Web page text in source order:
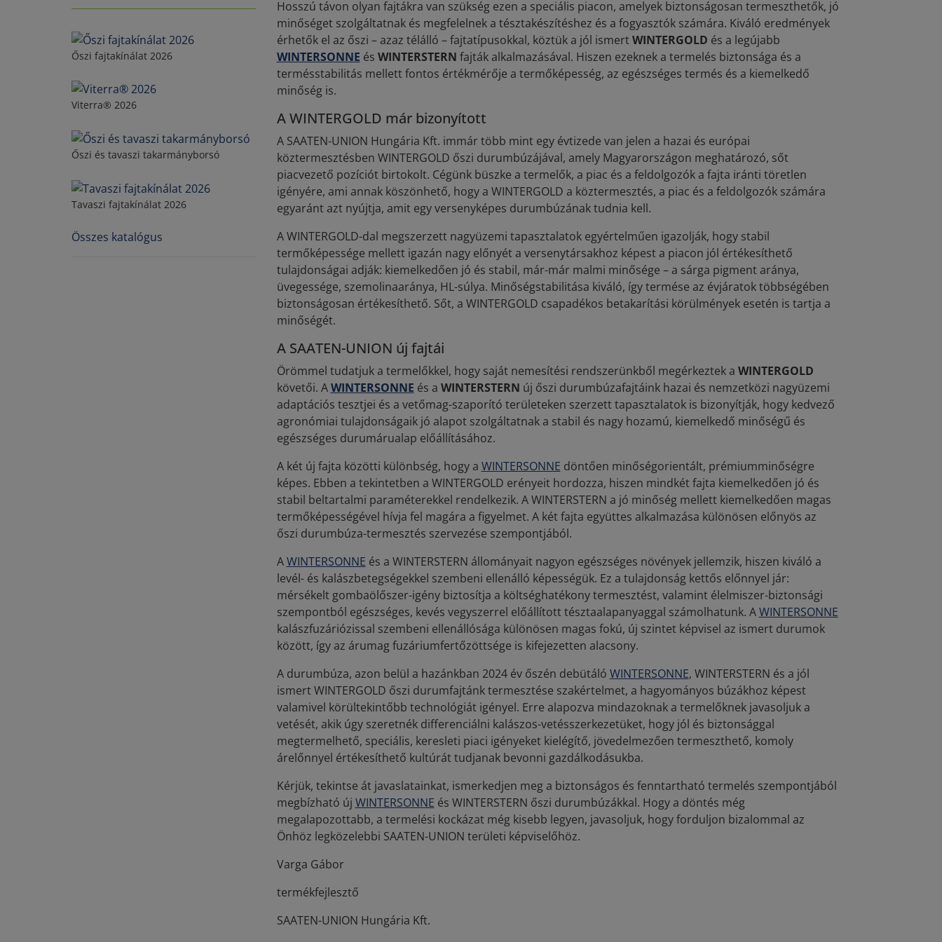
Őszi fajtakínálat 2026
Viterra® 2026
Őszi és tavaszi takarmányborsó
Tavaszi fajtakínálat 2026
Összes katalógus
Hosszú távon olyan fajtákra van szükség ezen a speciális piacon, amelyek biztonságosan termeszthetők, jó
minőséget szolgáltatnak és megfelelnek a tésztakészítéshez és a fogyasztók számára. Kiváló eredmények
érhetők el az őszi – azaz télálló – fajtatípusokkal, köztük a jól ismertWINTERGOLD és a legújabb
WINTERSONNE és WINTERSTERN fajták alkalmazásával. Hiszen ezeknek a termelés biztonsága és a
termésstabilitás mellett fontos értékmérője a termőképesség, az egészséges termés és a kiemelkedő
minőség is.
A WINTERGOLD már bizonyított
A SAATEN-UNION Hungária Kft. immár több mint egy évtizede van jelen a hazai és európai
köztermesztésben WINTERGOLD őszi durumbúzájával, amely Magyarországon meghatározó, sőt
piacvezető pozíciót birtokolt. Cégünk büszke a termelők, a piac és a feldolgozók a fajta iránti töretlen
igényére, ami annak köszönhető, hogy a WINTERGOLD a köztermesztés, a piac és a feldolgozók számára
egyaránt azt nyújtja, amit egy versenyképes durumbúzának tudnia kell.
A WINTERGOLD-dal megszerzett nagyüzemi tapasztalatok egyértelműen igazolják, hogy stabil
termőképessége mellett igazán nagy előnyét a versenytársakhoz képest a piacon jól értékesíthető
tulajdonságai adják: kiemelkedően jó és stabil, már-már malmi minősége – a sárga pigment aránya,
üvegessége, szemolinaaránya, HL-súlya. Minőségstabilitása kiváló, így termése az évjáratok többségében
biztonságosan értékesíthető. Sőt, a WINTERGOLD csapadékos betakarítási körülmények esetén is tartja a
minőségét.
A SAATEN-UNION új fajtái
Örömmel tudatjuk a termelőkkel, hogy saját nemesítési rendszerünkből megérkeztek a WINTERGOLD
követői. AWINTERSONNE és a WINTERSTERN új őszi durumbúzafajtáink hazai és nemzetközi nagyüzemi
adaptációs tesztjei és a vetőmag-szaporító területeken szerzett tapasztalatok is bizonyítják, hogy kedvező
agronómiai tulajdonságaik jó alapot szolgáltatnak a stabil és nagy hozamú, kiemelkedő minőségű és
egészséges durumárualap előállításához.
A két új fajta közötti különbség, hogy a WINTERSONNE döntően minőségorientált, prémiumminőségre
képes. Ebben a tekintetben a WINTERGOLD erényeit hordozza, hiszen mindkét fajta kiemelkedően jó és
stabil beltartalmi paraméterekkel rendelkezik. A WINTERSTERN a jó minőség mellett kiemelkedően magas
termőképességével hívja fel magára a figyelmet. A két fajta együttes alkalmazása különösen előnyös az
őszi durumbúza-termesztés szervezése szempontjából.
AWINTERSONNE és a WINTERSTERN állományait nagyon egészséges növények jellemzik, hiszen kiváló a
levél- és kalászbetegségekkel szembeni ellenálló képességük. Ez a tulajdonság kettős előnnyel jár:
mérsékelt gombaölőszer-igény biztosítja a költséghatékony termesztést, valamint élelmiszer-biztonsági
szempontból egészséges, kevés vegyszerrel előállított tésztaalapanyaggal számolhatunk. AWINTERSONNE
kalászfuzáriózissal szembeni ellenállósága különösen magas fokú, új szintet képvisel az ismert durumok
között, így az árumag fuzáriumfertőzöttsége is kifejezetten alacsony.
A durumbúza, azon belül a hazánkban 2024 év őszén debütáló WINTERSONNE, WINTERSTERN és a jól
ismert WINTERGOLD őszi durumfajtánk termesztése szakértelmet, a hagyományos búzákhoz képest
valamivel körültekintőbb technológiát igényel. Erre alapozva mindazoknak a termelőknek javasoljuk a
vetését, akik úgy szeretnék differenciálni kalászos-vetésszerkezetüket, hogy jól és biztonsággal
megtermelhető, speciális, keresleti piaci igényeket kielégítő, jövedelmezően termeszthető, komoly
árelőnnyel értékesíthető kultúrát tudjanak bevonni gazdálkodásukba.
Kérjük, tekintse át javaslatainkat, ismerkedjen meg a biztonságos és fenntartható termelés szempontjából
megbízható új WINTERSONNE és WINTERSTERN őszi durumbúzákkal. Hogy a döntés még
megalapozottabb, a termelési kockázat még kisebb legyen, javasoljuk, hogy forduljon bizalommal az
Önhöz legközelebbi SAATEN-UNION területi képviselőhöz.
Varga Gábor
termékfejlesztő
SAATEN-UNION Hungária Kft.